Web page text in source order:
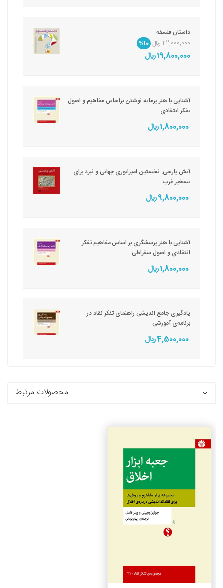
داستان فلسفه
22,000,000 ريال
%10
19,800,000 ريال
آشنایی با هنر پرمایه نوشتن براساس مفاهیم و اصول
تفکر انتقادی
1,800,000 ريال
آتش پارسی: نخستین امپراتوری جهانی و نبرد برای
تسخیر غرب
9,800,000 ريال
آشنایی با هنر پرسشگری بر اساس مفاهیم تفکر
انتقادی و اصول سقراطی
1,800,000 ريال
یادگیری جامع اندیشی راهنمای تفکر نقاد در
برنامه‌ی آموزشی
4,500,000 ريال
محصولات مرتبط